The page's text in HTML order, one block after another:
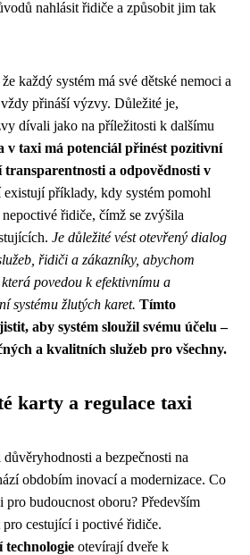
nahlásit řidiče a způsobit jim tak
každý systém má své dětské nemoci a
přináší výzvy. Důležité je,
dívali jako na příležitosti k dalšímu
v taxi má potenciál přinést pozitivní
transparentnosti a odpovědnosti v
existují příklady, kdy systém pomohl
řidiče, čímž se zvýšila
Je důležité vést otevřený dialog
řidiči a zákazníky, abychom
povedou k efektivnímu a
systému žlutých karet. Tímto
aby systém sloužil svému účelu –
a kvalitních služeb pro všechny.
karty a regulace taxi
a bezpečnosti na
obdobím inovací a modernizace. Co
pro budoucnost oboru? Především
pro cestující i poctivé řidiče.
technologie otevírají dveře k